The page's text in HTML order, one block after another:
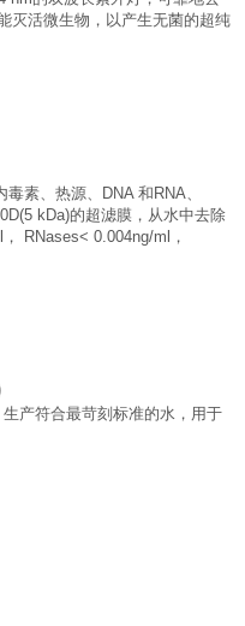
灭活微生物，以产生无菌的超纯
素、热源、DNA 和RNA、
kDa)的超滤膜，从水中去除
RNases< 0.004ng/ml，
产符合最苛刻标准的水，用于